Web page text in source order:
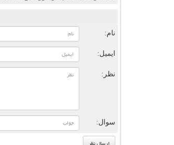
نام:
ایمیل:
نظر:
سوال: